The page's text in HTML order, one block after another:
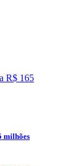
milhões